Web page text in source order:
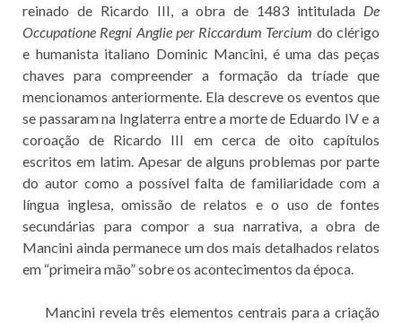
reinado de Ricardo III, a obra de 1483 intitulada De
Occupatione Regni Anglie per Riccardum Tercium do clérigo
e humanista italiano Dominic Mancini, é uma das peças
chaves para compreender a formação da tríade que
mencionamos anteriormente. Ela descreve os eventos que
se passaram na Inglaterra entre a morte de Eduardo IV e a
coroação de Ricardo III em cerca de oito capítulos
escritos em latim. Apesar de alguns problemas por parte
do autor como a possível falta de familiaridade com a
língua inglesa, omissão de relatos e o uso de fontes
secundárias para compor a sua narrativa, a obra de
Mancini ainda permanece um dos mais detalhados relatos
em “primeira mão” sobre os acontecimentos da época.
Mancini revela três elementos centrais para a criação